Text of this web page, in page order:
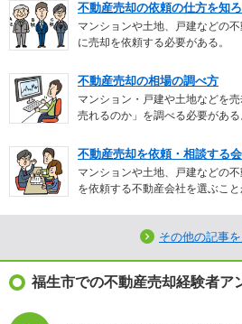
不動産売却の依頼の仕方を知ろ
マンションや土地、戸建などの
に売却を依頼する必要がある。
不動産売却の相場の調べ方
マンション・戸建や土地などを
売れるのか」を調べる必要がある
不動産売却を依頼・相談する
マンションや土地、戸建などの
を依頼する不動産会社を選ぶこと
その他の記事
福生市での不動産売却経験者ア